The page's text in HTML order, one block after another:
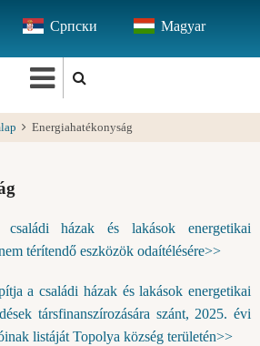
Српски Magyar
Energiahatékonyság
házak és lakások energetikai
térítendő eszközök odaítélésére>>
a családi házak és lakások energetikai
társfinanszírozására szánt, 2025. évi
listáját Topolya község területén>>